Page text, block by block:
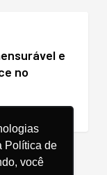
Política de
você
e
no